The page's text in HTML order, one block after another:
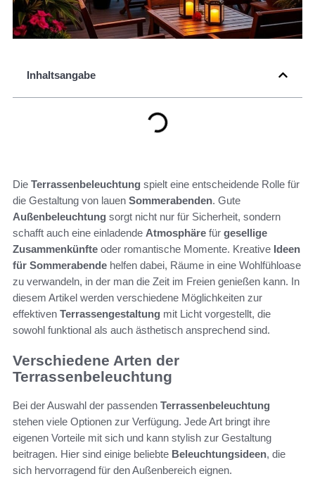
Inhaltsangabe
Die Terrassenbeleuchtung spielt eine entscheidende Rolle für
die Gestaltung von lauen Sommerabenden. Gute
Außenbeleuchtung sorgt nicht nur für Sicherheit, sondern
schafft auch eine einladende Atmosphäre für gesellige
Zusammenkünfte oder romantische Momente. Kreative Ideen
für Sommerabende helfen dabei, Räume in eine Wohlfühloase
zu verwandeln, in der man die Zeit im Freien genießen kann. In
diesem Artikel werden verschiedene Möglichkeiten zur
effektiven Terrassengestaltung mit Licht vorgestellt, die
sowohl funktional als auch ästhetisch ansprechend sind.
Verschiedene Arten der
Terrassenbeleuchtung
Bei der Auswahl der passenden Terrassenbeleuchtung
stehen viele Optionen zur Verfügung. Jede Art bringt ihre
eigenen Vorteile mit sich und kann stylish zur Gestaltung
beitragen. Hier sind einige beliebte Beleuchtungsideen, die
sich hervorragend für den Außenbereich eignen.